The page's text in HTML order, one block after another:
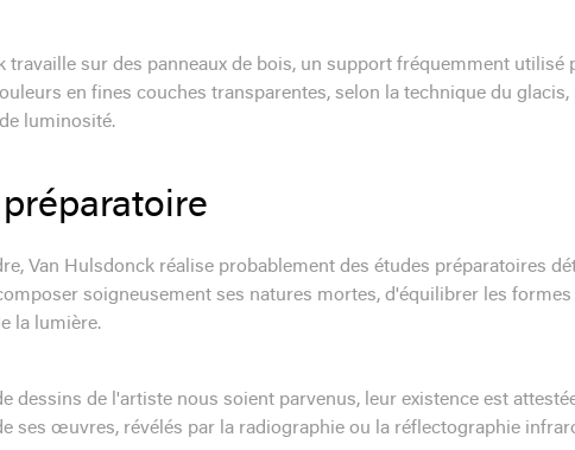
travaille sur des panneaux de bois, un support fréquemment utilisé
en fines couches transparentes, selon la technique du
luminosité.
Van Hulsdonck réalise probablement des études préparatoires
soigneusement ses natures mortes, d'équilibrer les
la lumière.
dessins de l'artiste nous soient parvenus, leur existence est
ses œuvres, révélés par la radiographie ou la réflectographie